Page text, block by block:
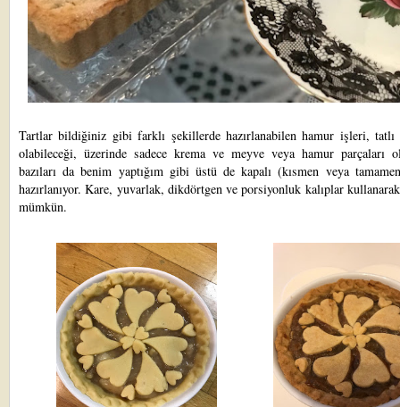
Tartlar bildiğiniz gibi farklı şekillerde hazırlanabilen hamur işleri,
olabileceği, üzerinde sadece krema ve meyve veya hamur parçaları
bazıları da benim yaptığım gibi üstü de kapalı (kısmen veya
hazırlanıyor. Kare, yuvarlak, dikdörtgen ve porsiyonluk kalıplar
mümkün.